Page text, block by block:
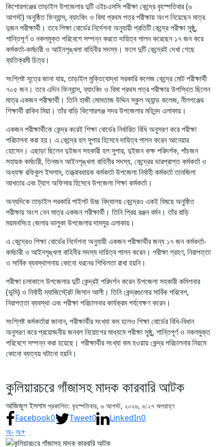
কিশোরগঞ্জের তাড়াইল উপজেলার দুটি এইচএসসি পরীক্ষা কেন্দ্রে বৃহস্পতিবার (৬
আগস্ট) অনুষ্ঠিত ফিন্যান্স, ব্যাংকিং ও বিমা প্রথম পত্র পরীক্ষায় অংশ নিয়েছেন মাত্র
দুজন পরীক্ষার্থী। তবে শিক্ষা বোর্ডের নির্দেশনা অনুযায়ী প্রতিটি কেন্দ্রে পরীক্ষা সুষ্ঠু,
শান্তিপূর্ণ ও নকলমুক্ত পরিবেশে সম্পন্ন করতে দায়িত্ব পালন করেছেন ১৭ জন করে
কর্মকর্তা-কর্মচারী ও আইনশৃঙ্খলা বাহিনীর সদস্য। ফলে দুটি কেন্দ্রেই দেখা গেছে
ব্যতিক্রমী চিত্র।
সংশ্লিষ্ট সূত্রে জানা যায়, তাড়াইল মুক্তিযোদ্ধা সরকারি কলেজ কেন্দ্রে মোট পরীক্ষার্থী
৭০৫ জন। তবে এদিন ফিন্যান্স, ব্যাংকিং ও বিমা প্রথম পত্র পরীক্ষায় উপস্থিত ছিলেন
মাত্র একজন পরীক্ষার্থী। তিনি হাজী মোমতাজ উদ্দিন স্কুল অ্যান্ড কলেজ, নীলগঞ্জের
শিক্ষার্থী রাকিব মিয়া। তাঁর বাড়ি কিশোরগঞ্জ সদর উপজেলার মহিনন্দ এলাকায়।
একজন পরীক্ষার্থীকে কেন্দ্র করেই শিক্ষা বোর্ডের নির্ধারিত বিধি অনুসরণ করে পরীক্ষা
পরিচালনা করা হয়। এ কেন্দ্রে হল সুপার হিসেবে দায়িত্ব পালন করেন আনেয়ার
হোসেন। এছাড়া ছিলেন দুইজন সহকারী হল সুপার, দুইজন কক্ষ পরিদর্শক, পাঁচজন
সহায়ক কর্মচারী, তিনজন আইনশৃঙ্খলা বাহিনীর সদস্য, কেন্দ্রের ভারপ্রাপ্ত কর্মকর্তা ও
অধ্যক্ষ রফিকুল ইসলাম, তত্ত্বাবধায়ক কর্মকর্তা উপজেলা নির্বাহী কর্মকর্তা তানজিলা
আখতার এবং ট্যাগ অফিসার হিসেবে উপজেলা শিক্ষা কর্মকর্তা।
অন্যদিকে তাড়াইল সরকারি পাইলট উচ্চ বিদ্যালয় কেন্দ্রেও একই বিষয়ে অনুষ্ঠিত
পরীক্ষায় অংশ নেন মাত্র একজন পরীক্ষার্থী। তিনি প্রিয় রঞ্জন বর্মন। তাঁর বাড়ি
ময়মনসিংহ জেলার ভালুকা উপজেলার দামসুর এলাকায়।
এ কেন্দ্রেও শিক্ষা বোর্ডের নির্দেশনা অনুযায়ী একজন পরীক্ষার্থীর জন্য ১৭ জন কর্মকর্তা-
কর্মচারী ও আইনশৃঙ্খলা বাহিনীর সদস্য দায়িত্ব পালন করেন। পরীক্ষা গ্রহণ, নিরাপত্তা
ও সার্বিক ব্যবস্থাপনায় কোনো ধরনের শিথিলতা রাখা হয়নি।
পরীক্ষা চলাকালে উপজেলার দুটি কেন্দ্রই পরিদর্শন করেন উপজেলা সহকারী কমিশনার
(ভূমি) ও নির্বাহী ম্যাজিস্ট্রেট জিসান আলী। তিনি কেন্দ্রগুলোর সার্বিক পরিবেশ,
নিরাপত্তা ব্যবস্থা এবং পরীক্ষা পরিচালনার কার্যক্রম পর্যবেক্ষণ করেন।
সংশ্লিষ্ট কর্মকর্তারা জানান, পরীক্ষার্থীর সংখ্যা কম হলেও শিক্ষা বোর্ডের বিধি-বিধান
অনুসরণ করে প্রয়োজনীয় জনবল নিয়োগের মাধ্যমে পরীক্ষা সুষ্ঠু, শান্তিপূর্ণ ও নকলমুক্ত
পরিবেশে সম্পন্ন করা হয়েছে। পরীক্ষার্থীর সংখ্যা কম হওয়ায় কেন্দ্র পরিচালনার নিয়মে
কোনো ব্যত্যয় ঘটানো হয়নি।
কুলিয়ারচরে গাঁজাসহ মাদক কারবারি আটক
আজিজুল ইসলামপ্রকাশিত: বৃহস্পতিবার, ৬ আগস্ট, ২০২৬, ৬:২৭ অপরাহ্ণ
Facebook0 Tweet0 LinkedIn0
অ-অ+